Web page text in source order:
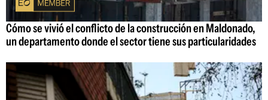
Cómo se vivió el conflicto de la construcción en Maldonado,
un departamento donde el sector tiene sus particularidades